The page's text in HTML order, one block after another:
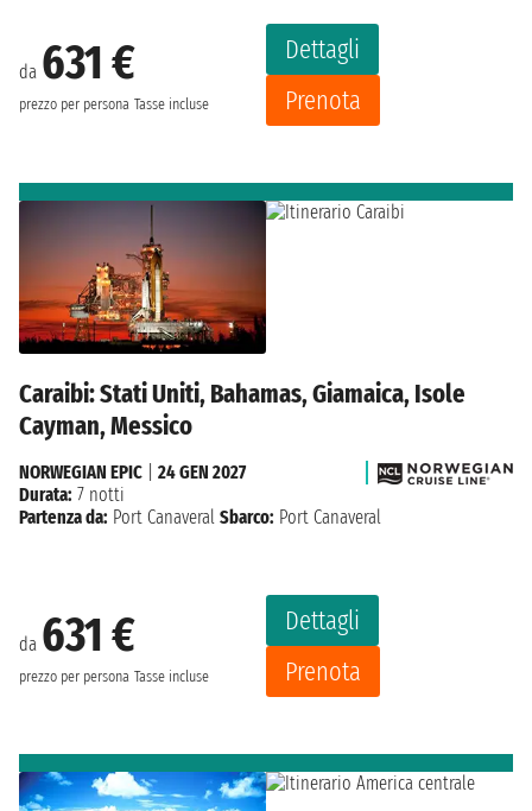
da 631 €
prezzo per persona Tasse incluse
Dettagli
Prenota
Caraibi: Stati Uniti, Bahamas, Giamaica, Isole
Cayman, Messico
da 631 €
prezzo per persona Tasse incluse
Dettagli
Prenota
NORWEGIAN EPIC
24 GEN 2027
Durata: 7 notti
Partenza da: Port Canaveral Sbarco: Port Canaveral